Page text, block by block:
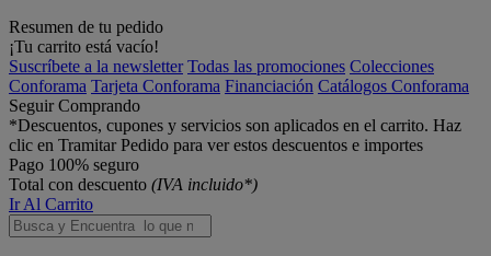
Resumen de tu pedido
¡Tu carrito está vacío!
Suscríbete a la newsletter Todas las promociones Colecciones
Conforama Tarjeta Conforama Financiación Catálogos Conforama
Seguir Comprando
*Descuentos, cupones y servicios son aplicados en el carrito. Haz
clic en Tramitar Pedido para ver estos descuentos e importes
Pago 100% seguro
Total con descuento (IVA incluido*)
Ir Al Carrito